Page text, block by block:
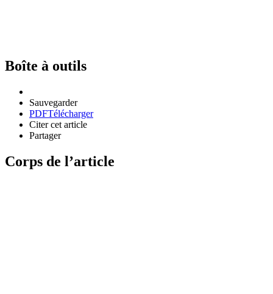
Boîte à outils
Sauvegarder
PDFTélécharger
Citer cet article
Partager
Corps de l’article